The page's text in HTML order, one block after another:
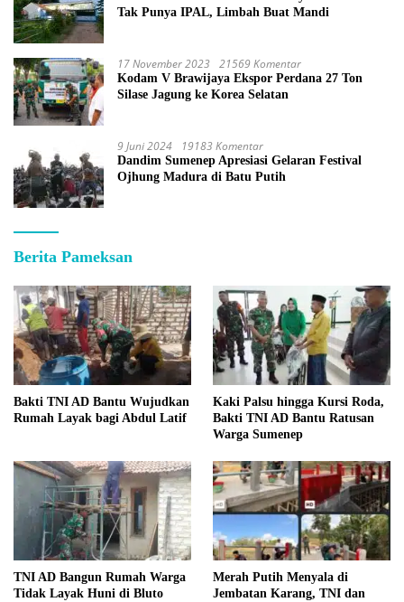
Tak Punya IPAL, Limbah Buat Mandi
17 November 2023 21569 Komentar
Kodam V Brawijaya Ekspor Perdana 27 Ton
Silase Jagung ke Korea Selatan
9 Juni 2024 19183 Komentar
Dandim Sumenep Apresiasi Gelaran Festival
Ojhung Madura di Batu Putih
Berita Pameksan
Bakti TNI AD Bantu Wujudkan
Rumah Layak bagi Abdul Latif
Kaki Palsu hingga Kursi Roda,
Bakti TNI AD Bantu Ratusan
Warga Sumenep
TNI AD Bangun Rumah Warga
Tidak Layak Huni di Bluto
Merah Putih Menyala di
Jembatan Karang, TNI dan